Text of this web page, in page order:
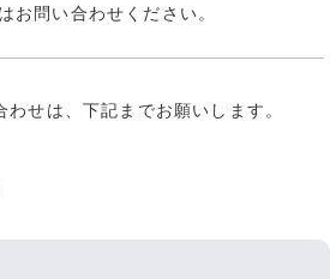
お問い合わせください。
せは、下記までお願いします。